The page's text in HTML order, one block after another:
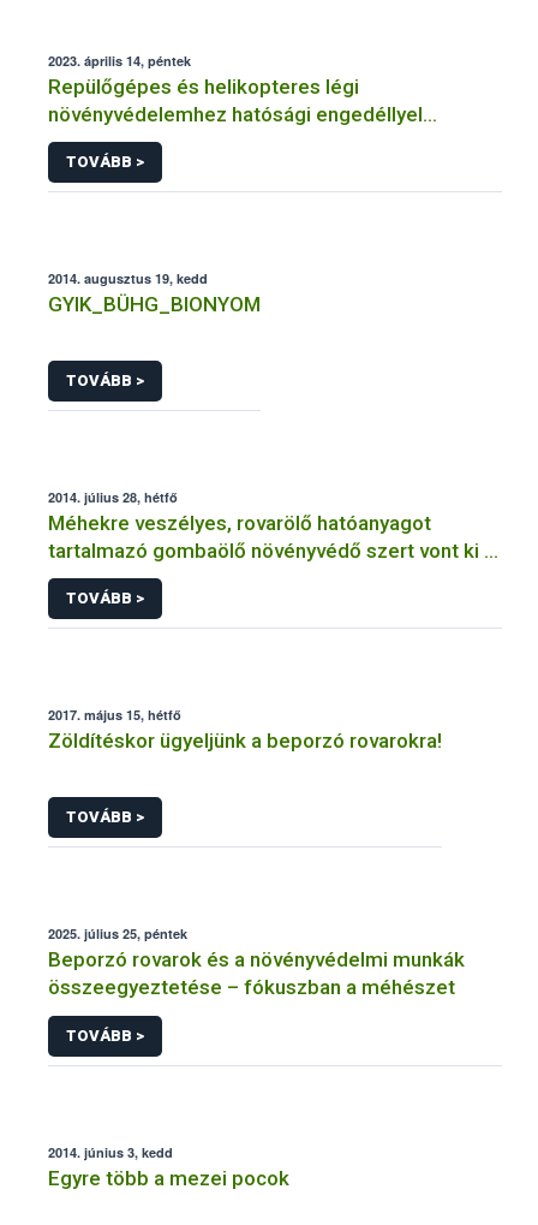
2023. április 14, péntek
Repülőgépes és helikopteres légi
növényvédelemhez hatósági engedéllyel
rendelkező szervezetek
TOVÁBB >
2014. augusztus 19, kedd
GYIK_BÜHG_BIONYOM
TOVÁBB >
2014. július 28, hétfő
Méhekre veszélyes, rovarölő hatóanyagot
tartalmazó gombaölő növényvédő szert vont ki a
forgalomból a NÉBIH
TOVÁBB >
2017. május 15, hétfő
Zöldítéskor ügyeljünk a beporzó rovarokra!
TOVÁBB >
2025. július 25, péntek
Beporzó rovarok és a növényvédelmi munkák
összeegyeztetése – fókuszban a méhészet
TOVÁBB >
2014. június 3, kedd
Egyre több a mezei pocok